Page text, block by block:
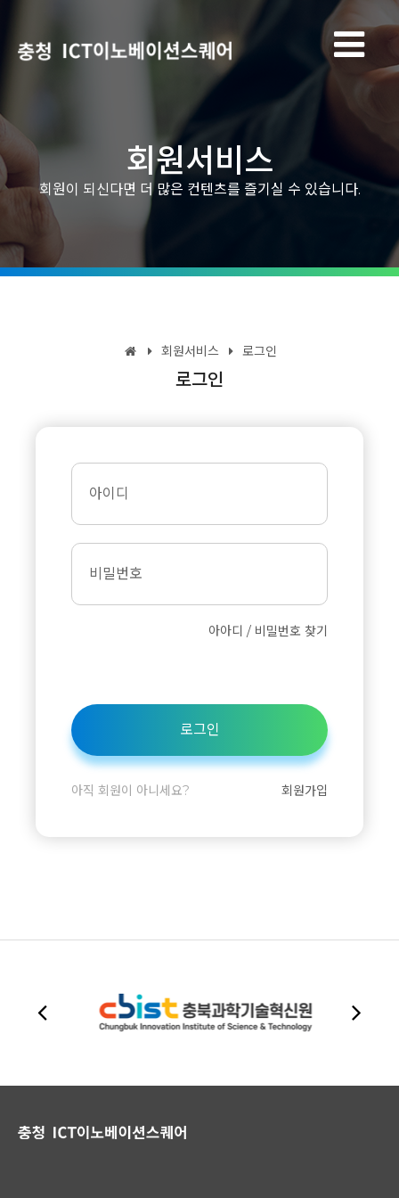
회원서비스
회원이 되신다면 더 많은 컨텐츠를 즐기실 수 있습니다.
회원서비스 로그인
로그인
아이디
비밀번호
아아디 / 비밀번호 찾기
로그인
아직 회원이 아니세요? 회원가입